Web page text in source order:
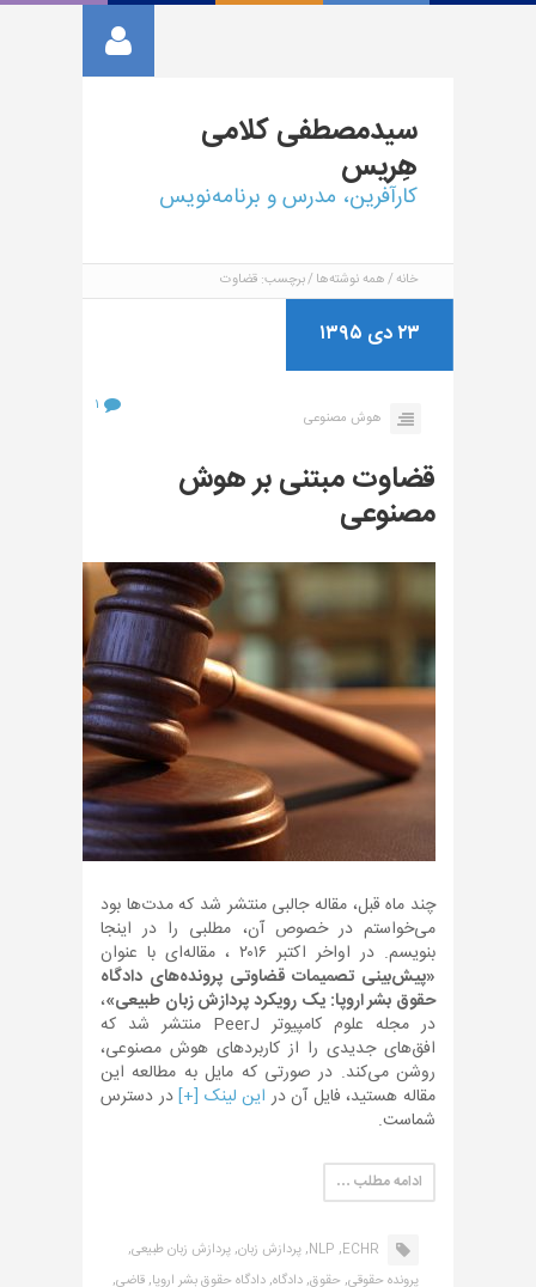
سیدمصطفیکلامی
هِریس
کارآفرین، مدرس و برنامه‌نویس
خانه همه نوشته‌ها برچسب: قضاوت
۲۳ دی ۱۳۹۵
هوش مصنوعی
۱
قضاوت مبتنی بر هوش
مصنوعی
چند ماه قبل، مقاله جالبی منتشر شد که مدت‌ها بود
می‌خواستم در خصوص آن، مطلبی را در اینجا
بنویسم. در اواخر اکتبر ۲۰۱۶ ، مقاله‌ای با عنوان
«پیش‌بینی تصمیمات قضاوتی پرونده‌های دادگاه
حقوق بشر اروپا: یک رویکرد پردازش زبان طبیعی»،
در مجله علوم کامپیوتر PeerJ منتشر شد که
افق‌های جدیدی را از کاربردهای هوش مصنوعی،
روشن می‌کند. در صورتی که مایل به مطالعه این
مقاله هستید، فایل آن در این لینک [+]در دسترس
شماست.
ادامه مطلب …
ECHR,
NLP, پردازش زبان,پردازش زبان طبیعی,
پرونده حقوقی, حقوق,دادگاه,دادگاه حقوق بشر اروپا,قاضی,